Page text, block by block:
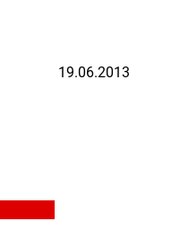
19.06.2013